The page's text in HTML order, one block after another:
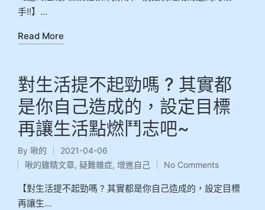
手!!】…
Read More
對生活提不起勁嗎 ? 其實都
是你自己造成的，設定目標
再讓生活點燃鬥志吧~
By 啾的
2021-04-06
啾的雞精文章, 疑難雜症, 增進自己 No Comments
【對生活提不起勁嗎 ? 其實都是你自己造成的，設定目標
再讓生…